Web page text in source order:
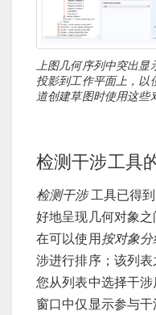
上图几何序列中突出显
投影到工作平面上，以
道创建草图时使用这些
检测干涉工具
检测干涉工具已得
好地呈现几何对象
在可以使用按对象分
涉进行排序；该列
您从列表中选择干
窗口中仅显示参与